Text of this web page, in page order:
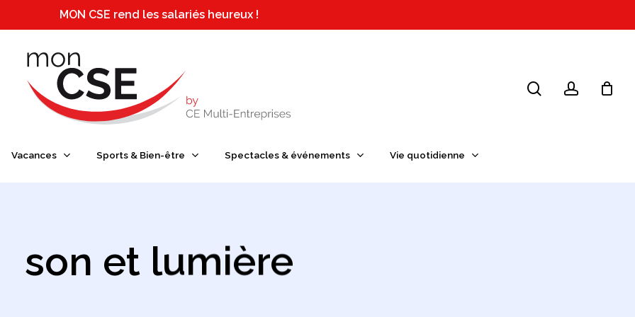
MON CSE rend les salariés heureux !
ou ESC pour fermer
Vacances Sports & Bien-être Spectacles & événements Vie quotidienne
son et lumière